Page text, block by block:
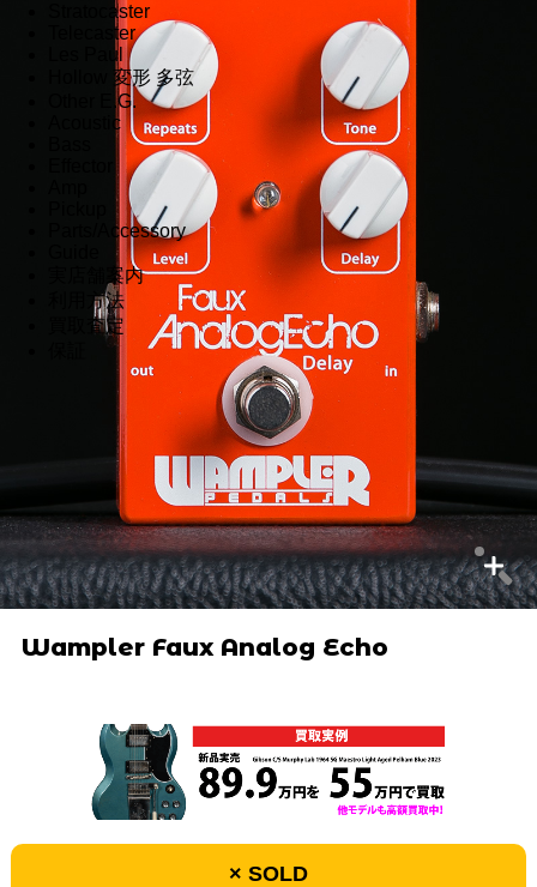
Stratocaster
Telecaster
Les Paul
Hollow 変形 多弦
Other E.G.
Acoustic
Parts/Accessory
実店舗案内
利用方法
買取査定
Wampler Faux Analog Echo
× SOLD